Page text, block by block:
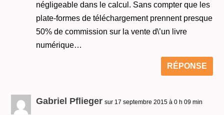
négligeable dans le calcul. Sans compter que les
plate-formes de téléchargement prennent presque
50% de commission sur la vente d\’un livre
numérique…
RÉPONSE
Gabriel Pflieger sur 17 septembre 2015 à 0 h 09 min